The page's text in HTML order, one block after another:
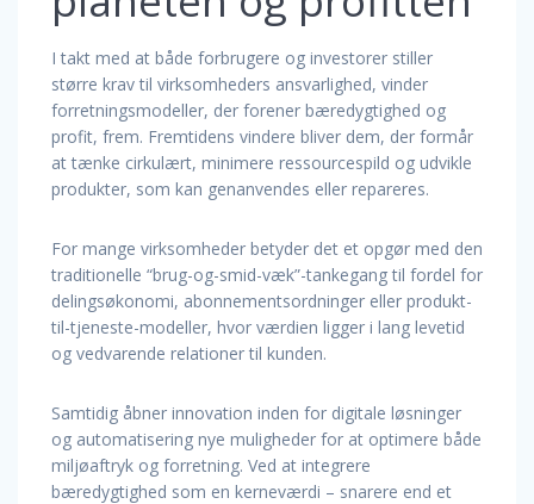
I takt med at både forbrugere og investorer stiller
større krav til virksomheders ansvarlighed, vinder
forretningsmodeller, der forener bæredygtighed og
profit, frem. Fremtidens vindere bliver dem, der formår
at tænke cirkulært, minimere ressourcespild og udvikle
produkter, som kan genanvendes eller repareres.
For mange virksomheder betyder det et opgør med den
traditionelle “brug-og-smid-væk”-tankegang til fordel for
delingsøkonomi, abonnementsordninger eller produkt-
til-tjeneste-modeller, hvor værdien ligger i lang levetid
og vedvarende relationer til kunden.
Samtidig åbner innovation inden for digitale løsninger
og automatisering nye muligheder for at optimere både
miljøaftryk og forretning. Ved at integrere
bæredygtighed som en kerneværdi – snarere end et